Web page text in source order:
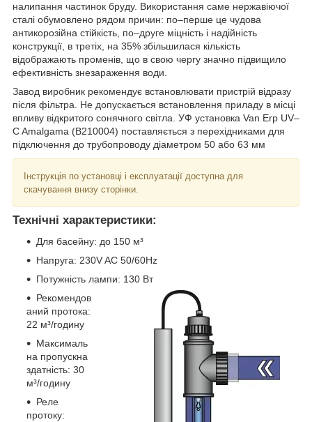
налипання частинок бруду. Використання саме нержавіючої
сталі обумовлено рядом причин: по–перше це чудова
антикорозійна стійкість, по–друге міцність і надійність
конструкції, в третіх, на 35% збільшилася кількість
відображають променів, що в свою чергу значно підвищило
ефективність знезараження води.
Завод виробник рекомендує встановлювати пристрій відразу
після фільтра. Не допускається встановлення приладу в місці
впливу відкритого сонячного світла. УФ установка Van Erp UV–
C Amalgama (B210004) поставляється з перехідниками для
підключення до трубопроводу діаметром 50 або 63 мм
Інструкція по установці і експлуатації доступна для
скачування внизу сторінки.
Технічні характеристики:
Для басейну: до 150 м³
Напруга: 230V AC 50/60Hz
Потужність лампи: 130 Вт
Рекомендов
аний протока:
22 м³/годину
Максималь
на пропускна
здатність: 30
м³/годину
Реле
протоку: